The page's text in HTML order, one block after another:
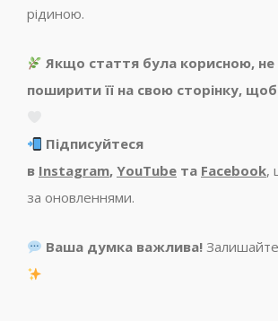
рідиною.
Якщо стаття була корисною,
поширити її на свою сторінку,
Підписуйтеся
в Instagram, YouTube та Facebook,
за оновленнями.
Ваша думка важлива!